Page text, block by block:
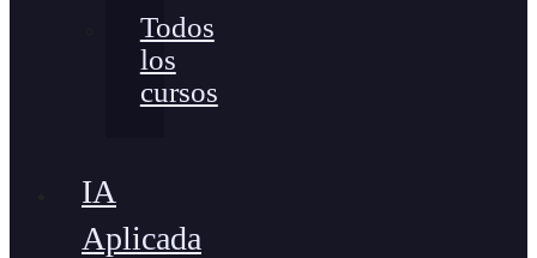
Todos
los
cursos
IA
Aplicada